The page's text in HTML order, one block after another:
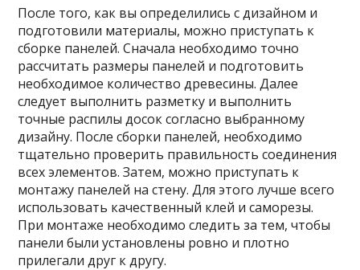
После того, как вы определились с дизайном и
подготовили материалы, можно приступать к
сборке панелей. Сначала необходимо точно
рассчитать размеры панелей и подготовить
необходимое количество древесины. Далее
следует выполнить разметку и выполнить
точные распилы досок согласно выбранному
дизайну. После сборки панелей, необходимо
тщательно проверить правильность соединения
всех элементов. Затем, можно приступать к
монтажу панелей на стену. Для этого лучше всего
использовать качественный клей и саморезы.
При монтаже необходимо следить за тем, чтобы
панели были установлены ровно и плотно
прилегали друг к другу.